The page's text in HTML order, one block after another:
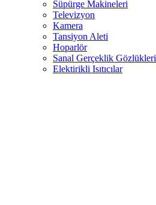
Süpürge Makineleri
Televizyon
Kamera
Tansiyon Aleti
Hoparlör
Sanal Gerçeklik Gözlükleri
Elektirikli Isıtıcılar